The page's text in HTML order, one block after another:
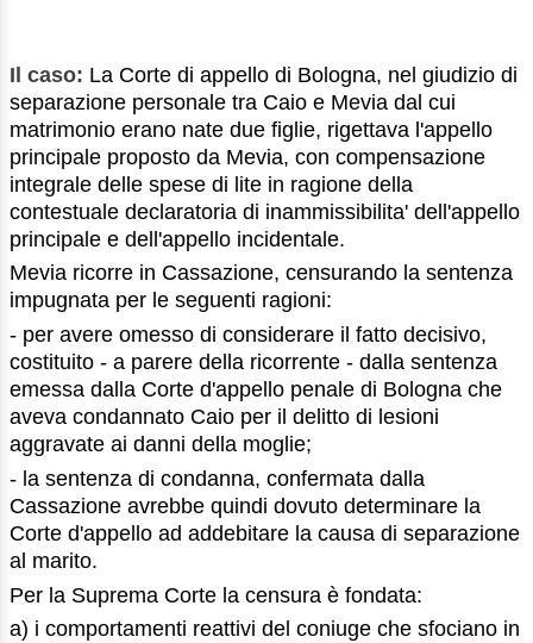
Il caso: La Corte di appello di Bologna, nel giudizio di
separazione personale tra Caio e Mevia dal cui
matrimonio erano nate due figlie, rigettava l'appello
principale proposto da Mevia, con compensazione
integrale delle spese di lite in ragione della
contestuale declaratoria di inammissibilita' dell'appello
principale e dell'appello incidentale.
Mevia ricorre in Cassazione, censurando la sentenza
impugnata per le seguenti ragioni:
- per avere omesso di considerare il fatto decisivo,
costituito - a parere della ricorrente - dalla sentenza
emessa dalla Corte d'appello penale di Bologna che
aveva condannato Caio per il delitto di lesioni
aggravate ai danni della moglie;
- la sentenza di condanna, confermata dalla
Cassazione avrebbe quindi dovuto determinare la
Corte d'appello ad addebitare la causa di separazione
al marito.
Per la Suprema Corte la censura è fondata:
a) i comportamenti reattivi del coniuge che sfociano in